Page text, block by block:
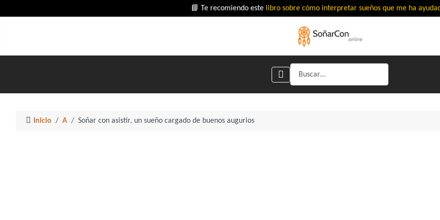
📘 Te recomiendo este libro sobre cómo interpretar sueños que me ha
Buscar
Inicio A Soñar con asistir, un sueño cargado de buenos augurios